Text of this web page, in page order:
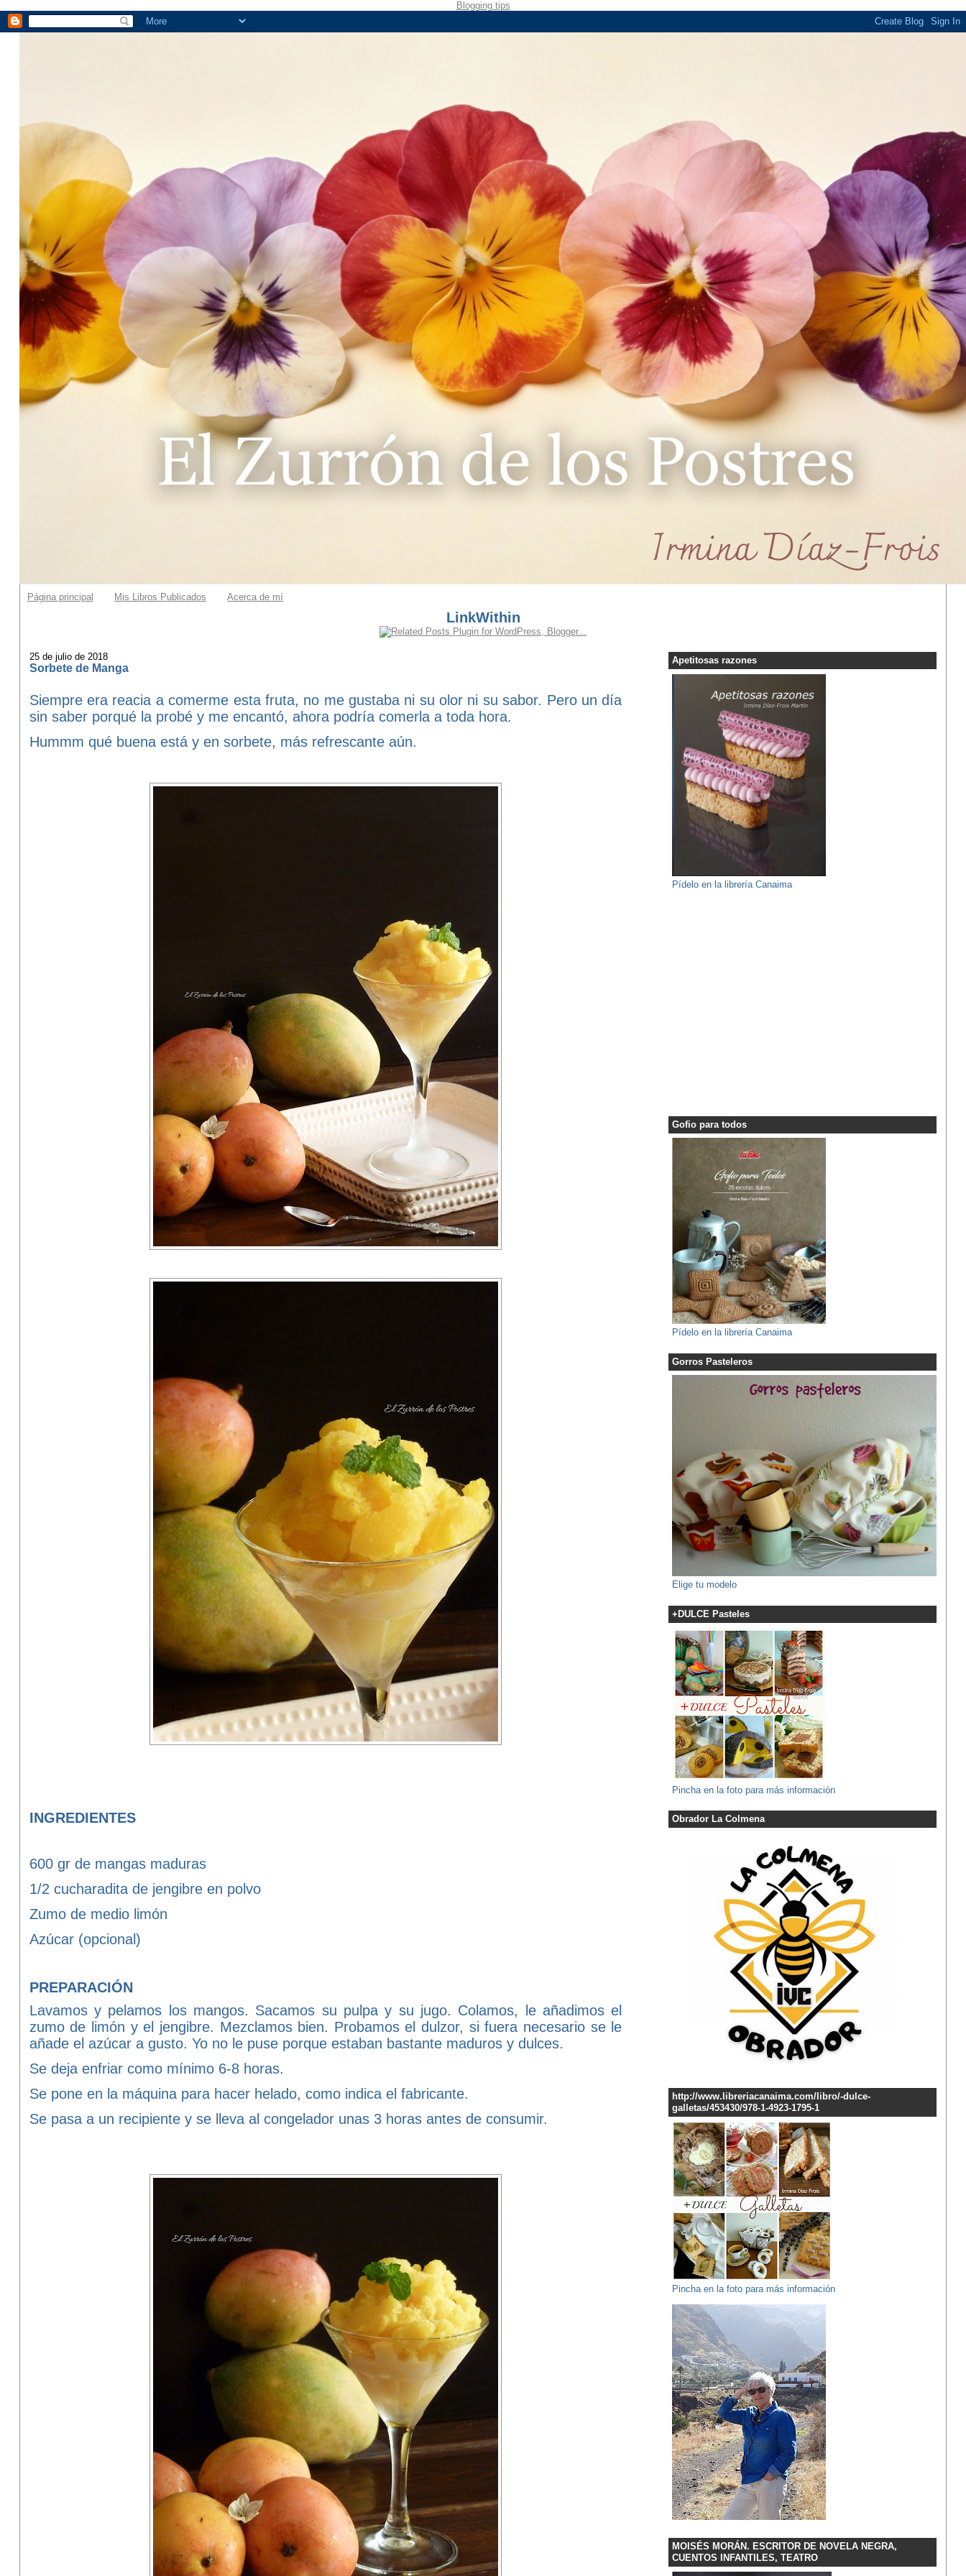
Blogging tips
Página principal Mis Libros Publicados Acerca de mí
LinkWithin
25 de julio de 2018
Sorbete de Manga
Siempre era reacia a comerme esta fruta, no me gustaba ni su olor ni su sabor. Pero un día
sin saber porqué la probé y me encantó, ahora podría comerla a toda hora.
Hummm qué buena está y en sorbete, más refrescante aún.
INGREDIENTES
600 gr de mangas maduras
1/2 cucharadita de jengibre en polvo
Zumo de medio limón
Azúcar (opcional)
PREPARACIÓN
Lavamos y pelamos los mangos. Sacamos su pulpa y su jugo. Colamos, le añadimos el
zumo de limón y el jengibre. Mezclamos bien. Probamos el dulzor, si fuera necesario se le
añade el azúcar a gusto. Yo no le puse porque estaban bastante maduros y dulces.
Se deja enfriar como mínimo 6-8 horas.
Se pone en la máquina para hacer helado, como indica el fabricante.
Se pasa a un recipiente y se lleva al congelador unas 3 horas antes de consumir.
Apetitosas razones
Pídelo en la librería Canaima
Gofio para todos
Pídelo en la librería Canaima
Gorros Pasteleros
Elige tu modelo
+DULCE Pasteles
Pincha en la foto para más información
Obrador La Colmena
http://www.libreriacanaima.com/libro/-dulce-
galletas/453430/978-1-4923-1795-1
Pincha en la foto para más información
MOISÉS MORÁN. ESCRITOR DE NOVELA NEGRA,
CUENTOS INFANTILES, TEATRO